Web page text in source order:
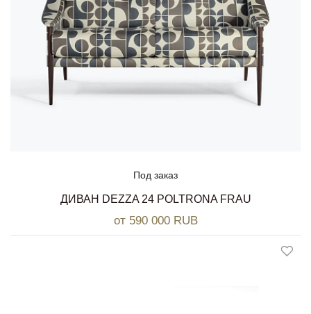
Под заказ
ДИВАН DEZZA 24 POLTRONA FRAU
от 590 000 RUB